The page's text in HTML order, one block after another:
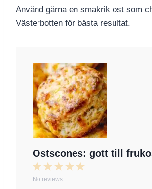
Använd gärna en smakrik ost som
Västerbotten för bästa resultat.
Ostscones: gott till
5
4
3
2
S
1
S
No reviews